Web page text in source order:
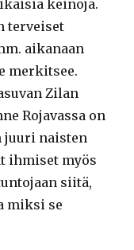
keinoja.
terveiset
aikanaan
merkitsee.
Zilan
Rojavassa on
juuri naisten
ihmiset myös
siitä,
miksi se